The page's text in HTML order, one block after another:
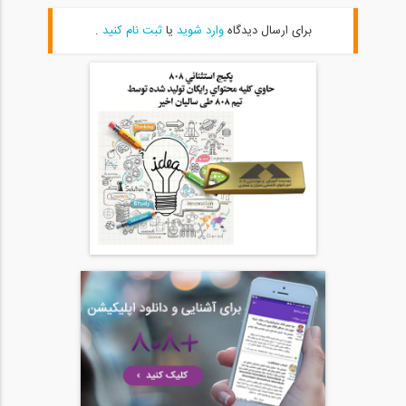
بخشی از فیلم وبینار مقایسه سیستم...
بخشی از فیلم وبینار طراحی تیرهای لانه...
بخشی از فیلم وبینار مدلینگ اتصال مفصلی...
برای ارسال دیدگاهوارد شوید یاثبت نام کنید .